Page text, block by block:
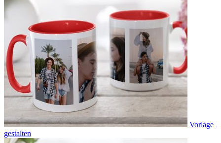
Vorlage
gestalten